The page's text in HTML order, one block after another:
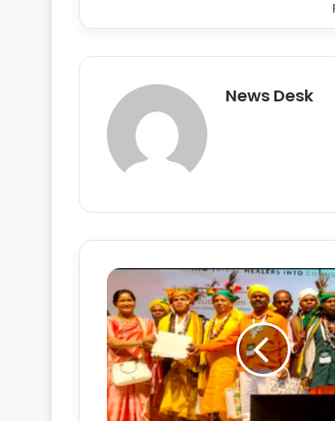
News Desk
ज
न
जा
ती
य
क्षे
त्रों
में